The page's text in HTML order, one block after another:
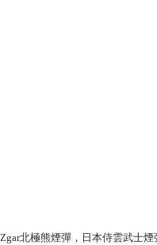
北極熊煙彈，日本侍雲武士